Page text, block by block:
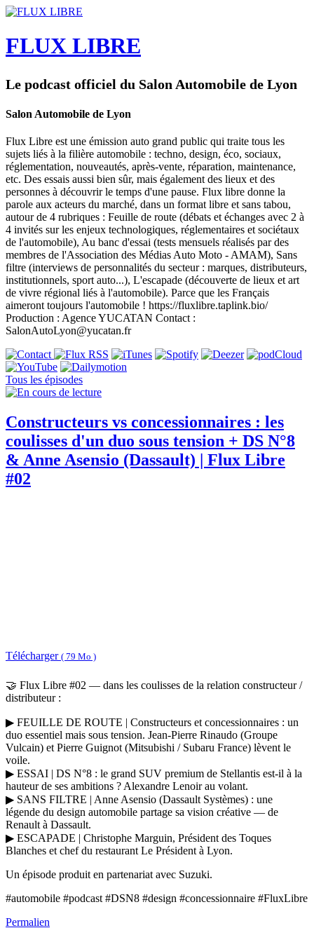
FLUX LIBRE
Le podcast officiel du Salon Automobile de Lyon
Salon Automobile de Lyon
Flux Libre est une émission auto grand public qui traite tous les
sujets liés à la filière automobile : techno, design, éco, sociaux,
réglementation, nouveautés, après-vente, réparation, maintenance,
etc. Des essais aussi bien sûr, mais également des lieux et des
personnes à découvrir le temps d'une pause. Flux libre donne la
parole aux acteurs du marché, dans un format libre et sans tabou,
autour de 4 rubriques : Feuille de route (débats et échanges avec 2 à
4 invités sur les enjeux technologiques, réglementaires et sociétaux
de l'automobile), Au banc d'essai (tests mensuels réalisés par des
membres de l'Association des Médias Auto Moto - AMAM), Sans
filtre (interviews de personnalités du secteur : marques, distributeurs,
institutionnels, sport auto...), L'escapade (découverte de lieux et art
de vivre régional liés à l'automobile). Parce que les Français
aimeront toujours l'automobile ! https://fluxlibre.taplink.bio/
Production : Agence YUCATAN Contact :
SalonAutoLyon@yucatan.fr
Tous les épisodes
Constructeurs vs concessionnaires : les
coulisses d'un duo sous tension + DS N°8
& Anne Asensio (Dassault) | Flux Libre
#02
Télécharger ( 79 Mo )
🤝 Flux Libre #02 — dans les coulisses de la relation constructeur /
distributeur :
▶ FEUILLE DE ROUTE | Constructeurs et concessionnaires : un
duo essentiel mais sous tension. Jean-Pierre Rinaudo (Groupe
Vulcain) et Pierre Guignot (Mitsubishi / Subaru France) lèvent le
voile.
▶ ESSAI | DS N°8 : le grand SUV premium de Stellantis est-il à la
hauteur de ses ambitions ? Alexandre Lenoir au volant.
▶ SANS FILTRE | Anne Asensio (Dassault Systèmes) : une
légende du design automobile partage sa vision créative — de
Renault à Dassault.
▶ ESCAPADE | Christophe Marguin, Président des Toques
Blanches et chef du restaurant Le Président à Lyon.
Un épisode produit en partenariat avec Suzuki.
#automobile #podcast #DSN8 #design #concessionnaire #FluxLibre
Permalien